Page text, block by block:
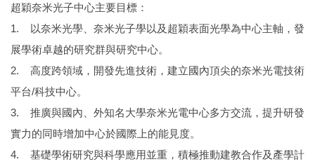
超穎奈米光子中心主要目標：
1. 以奈米光學、奈米光子學以及超穎表面光學為中心主軸，發
展學術卓越的研究群與研究中心。
2. 高度跨領域，開發先進技術，建立國內頂尖的奈米光電技術
平台/科技中心。
3. 推廣與國內、外知名大學奈米光電中心多方交流，提升研發
實力的同時增加中心於國際上的能見度。
4. 基礎學術研究與科學應用並重，積極推動建教合作及產學計